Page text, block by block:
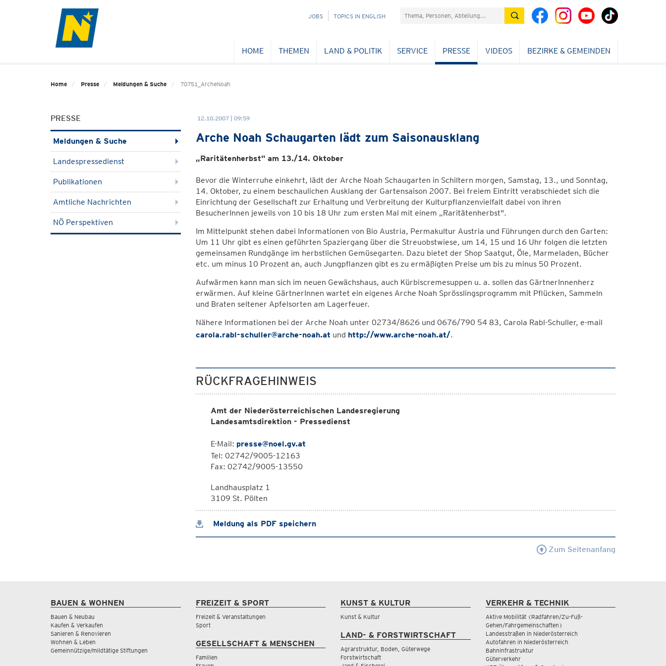
NAVIGATION
JOBS TOPICS IN ENGLISH Suchefeld
HOME THEMEN LAND & POLITIK SERVICE PRESSE VIDEOS BEZIRKE & GEMEINDEN
Home Presse Meldungen & Suche 70751_ArcheNoah
PRESSE
Meldungen & Suche
Landespressedienst
Publikationen
Amtliche Nachrichten
NÖ Perspektiven
12.10.2007 | 09:59
Arche Noah Schaugarten lädt zum Saisonausklang
„Raritätenherbst" am 13./14. Oktober
Bevor die Winterruhe einkehrt, lädt der Arche Noah Schaugarten in Schiltern morgen, Samstag, 13., und Sonntag,
14. Oktober, zu einem beschaulichen Ausklang der Gartensaison 2007. Bei freiem Eintritt verabschiedet sich die
Einrichtung der Gesellschaft zur Erhaltung und Verbreitung der Kulturpflanzenvielfalt dabei von ihren
BesucherInnen jeweils von 10 bis 18 Uhr zum ersten Mal mit einem „Raritätenherbst".
Im Mittelpunkt stehen dabei Informationen von Bio Austria, Permakultur Austria und Führungen durch den Garten:
Um 11 Uhr gibt es einen geführten Spaziergang über die Streuobstwiese, um 14, 15 und 16 Uhr folgen die letzten
gemeinsamen Rundgänge im herbstlichen Gemüsegarten. Dazu bietet der Shop Saatgut, Öle, Marmeladen, Bücher
etc. um minus 10 Prozent an, auch Jungpflanzen gibt es zu ermäßigten Preise um bis zu minus 50 Prozent.
Aufwärmen kann man sich im neuen Gewächshaus, auch Kürbiscremesuppen u. a. sollen das GärtnerInnenherz
erwärmen. Auf kleine GärtnerInnen wartet ein eigenes Arche Noah Sprösslingsprogramm mit Pflücken, Sammeln
und Braten seltener Apfelsorten am Lagerfeuer.
Nähere Informationen bei der Arche Noah unter 02734/8626 und 0676/790 54 83, Carola Rabl-Schuller, e-mail
carola.rabl-schuller@arche-noah.at und http://www.arche-noah.at/.
RÜCKFRAGEHINWEIS
Amt der Niederösterreichischen Landesregierung
Landesamtsdirektion - Pressedienst
E-Mail: presse@noel.gv.at
Tel: 02742/9005-12163
Fax: 02742/9005-13550
Landhausplatz 1
3109 St. Pölten
Meldung als PDF speichern
Zum Seitenanfang
BAUEN & WOHNEN
Bauen & Neubau
Kaufen & Verkaufen
Sanieren & Renovieren
Wohnen & Leben
Gemeinnützige/mildtätige Stiftungen
FREIZEIT & SPORT
Freizeit & Veranstaltungen
Sport
GESELLSCHAFT & MENSCHEN
Familien
KUNST & KULTUR
Kunst & Kultur
LAND- & FORSTWIRTSCHAFT
Agrarstruktur, Boden, Güterwege
Forstwirtschaft
VERKEHR & TECHNIK
Aktive Mobilität (Radfahren/Zu-Fuß-
Gehen/Fahrgemeinschaften)
Landesstraßen in Niederösterreich
Autofahren in Niederösterreich
Bahninfrastruktur
Güterverkehr